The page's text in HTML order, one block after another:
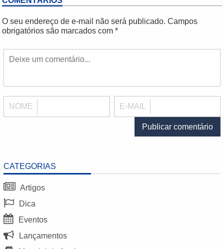
CATEGORIAS
Artigos
Dica
Eventos
Lançamentos
O seu endereço de e-mail não será publicado. Campos
obrigatórios são marcados com *
NOME E-MAIL